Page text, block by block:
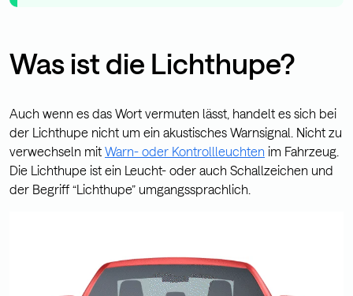
Was ist die Lichthupe?
Auch wenn es das Wort vermuten lässt, handelt es sich bei
der Lichthupe nicht um ein akustisches Warnsignal. Nicht zu
verwechseln mit Warn- oder Kontrollleuchten im Fahrzeug.
Die Lichthupe ist ein Leucht- oder auch Schallzeichen und
der Begriff “Lichthupe” umgangssprachlich.